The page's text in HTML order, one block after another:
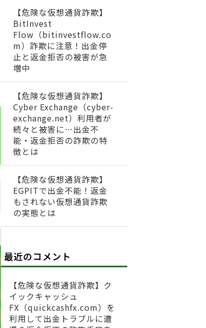
【危険な仮想通貨詐欺】
BitInvest
Flow（bitinvestflow.co
m）詐欺に注意！出金停
止と返金拒否の被害が急
増中
【危険な仮想通貨詐欺】
Cyber Exchange（cyber-
exchange.net）利用者が
続々と被害に…出金不
能・返金拒否の詐欺の特
徴とは
【危険な仮想通貨詐欺】
EGPITで出金不能！返金
もされない仮想通貨詐欺
の実態とは
最近のコメント
【危険な仮想通貨詐欺】ク
イックキャッシュ
FX（quickcashfx.com）を
利用して出金トラブルに遭